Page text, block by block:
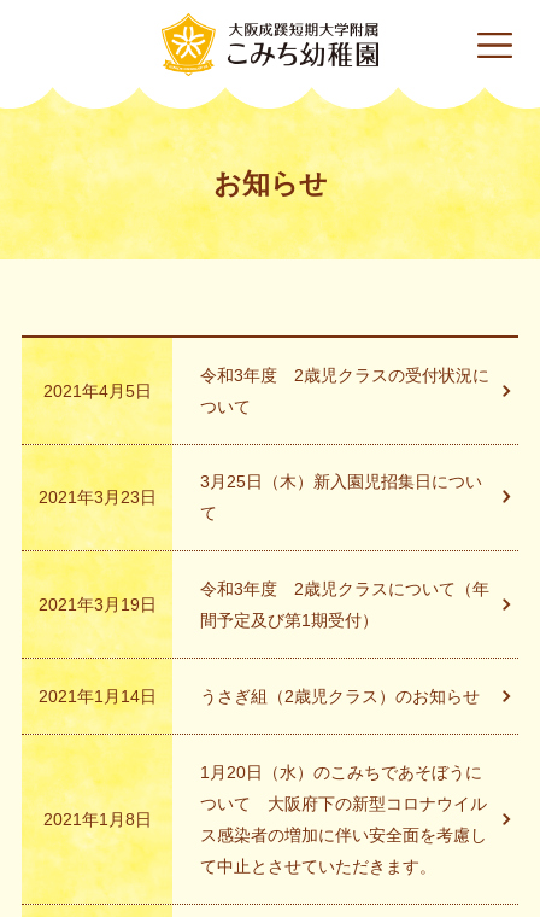
お知らせ
2021年4月5日
令和3年度 2歳児クラスの受付状況に
ついて
2021年3月23日
3月25日（木）新入園児招集日につい
て
2021年3月19日
令和3年度 2歳児クラスについて（年
間予定及び第1期受付）
2021年1月14日 うさぎ組（2歳児クラス）のお知らせ
2021年1月8日
1月20日（水）のこみちであそぼうに
ついて 大阪府下の新型コロナウイル
ス感染者の増加に伴い安全面を考慮し
て中止とさせていただきます。